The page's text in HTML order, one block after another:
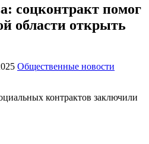
соцконтракт помог
области открыть
Общественные новости
контрактов заключили